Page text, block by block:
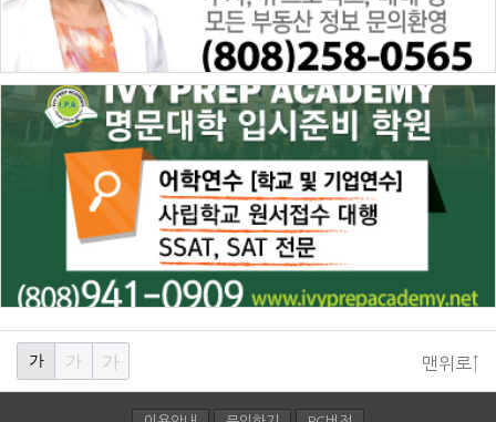
맨위로↑
가 가 가